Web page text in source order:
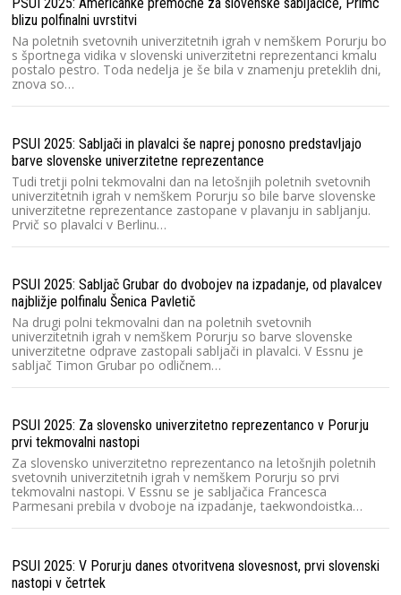
blizu polfinalni uvrstitvi
Na poletnih svetovnih univerzitetnih igrah v nemškem Porurju bo
s športnega vidika v slovenski univerzitetni reprezentanci kmalu
postalo pestro. Toda nedelja je še bila v znamenju preteklih dni,
znova so…
PSUI 2025: Sabljači in plavalci še naprej ponosno predstavljajo
barve slovenske univerzitetne reprezentance
Tudi tretji polni tekmovalni dan na letošnjih poletnih svetovnih
univerzitetnih igrah v nemškem Porurju so bile barve slovenske
univerzitetne reprezentance zastopane v plavanju in sabljanju.
Prvič so plavalci v Berlinu…
PSUI 2025: Sabljač Grubar do dvobojev na izpadanje, od plavalcev
najbližje polfinalu Šenica Pavletič
Na drugi polni tekmovalni dan na poletnih svetovnih
univerzitetnih igrah v nemškem Porurju so barve slovenske
univerzitetne odprave zastopali sabljači in plavalci. V Essnu je
sabljač Timon Grubar po odličnem…
PSUI 2025: Za slovensko univerzitetno reprezentanco v Porurju
prvi tekmovalni nastopi
Za slovensko univerzitetno reprezentanco na letošnjih poletnih
svetovnih univerzitetnih igrah v nemškem Porurju so prvi
tekmovalni nastopi. V Essnu se je sabljačica Francesca
Parmesani prebila v dvoboje na izpadanje, taekwondoistka…
PSUI 2025: V Porurju danes otvoritvena slovesnost, prvi slovenski
nastopi v četrtek